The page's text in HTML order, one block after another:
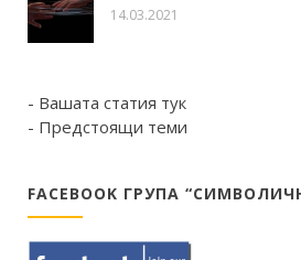
14.03.2021
- Вашата статия тук
- Предстоящи теми
FACEBOOK ГРУПА